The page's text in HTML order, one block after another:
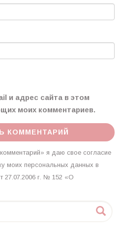
и адрес сайта в этом
моих комментариев.
я даю свое согласие
моих персональных данных в
27.07.2006 г. № 152 «О